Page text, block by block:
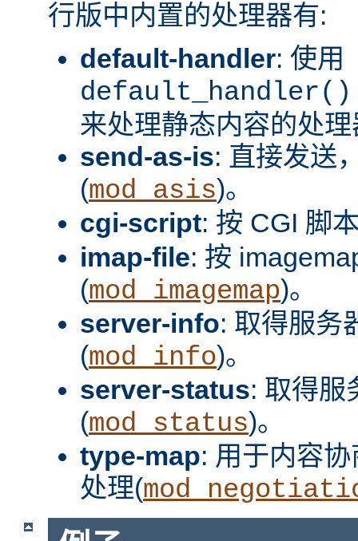
行版中内置的处理器有:
default-handler: 使用
default_handler()
来处理静态内容的处
send-as-is: 直接发送
(mod_asis)。
cgi-script: 按 CGI 脚
imap-file: 按
(mod_imagemap)。
server-info: 取得服务
(mod_info)。
server-status: 取得服
(mod_status)。
type-map: 用于内容
处理(